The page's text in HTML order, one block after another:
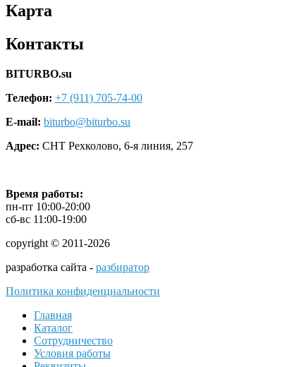
Карта
Контакты
BITURBO.su
Телефон: +7 (911) 705-74-00
E-mail: biturbo@biturbo.su
Адрес: СНТ Рехколово, 6-я линия, 257
Время работы:
пн-пт 10:00-20:00
сб-вс 11:00-19:00
copyright © 2011-2026
разработка сайта - разбиратор
Политика конфиденциальности
Главная
Каталог
Сотрудничество
Условия работы